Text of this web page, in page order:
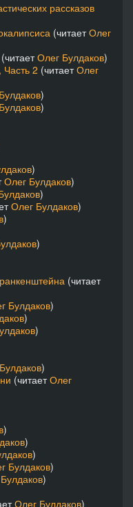
рассказов
(читаетОлег
(читаетОлег Булдаков)
2 (читаетОлег
)
)
)
Олег Булдаков)
)
Олег Булдаков)
)
)
(читает
Булдаков)
)
)
)
(читаетОлег
)
)
)
Булдаков)
)
Олег Булдаков)